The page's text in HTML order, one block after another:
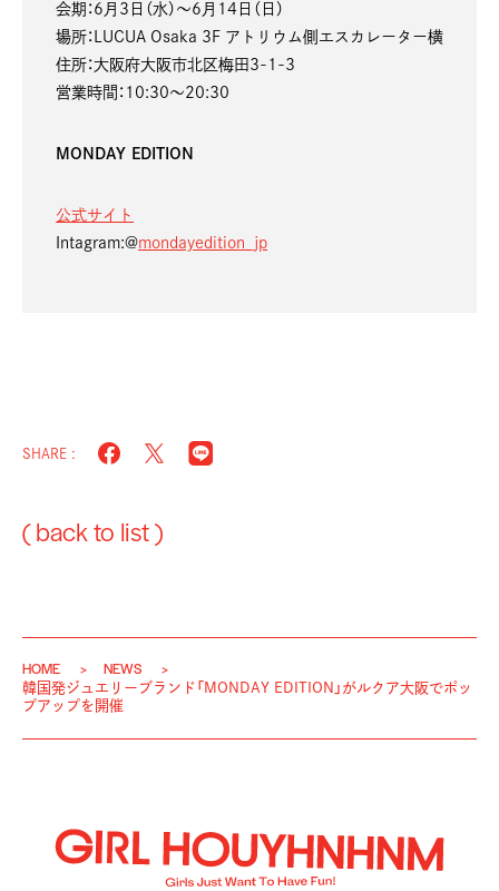
会期：6月3日（水）〜6月14日（日）
場所：LUCUA Osaka 3F アトリウム側エスカレーター横
住所：大阪府大阪市北区梅田3-1-3
営業時間：10:30～20:30
MONDAY EDITION
公式サイト
Intagram:@mondayedition_jp
SHARE :
( back to list )
HOME
NEWS
韓国発ジュエリーブランド「MONDAY EDITION」がルクア大阪でポッ
プアップを開催